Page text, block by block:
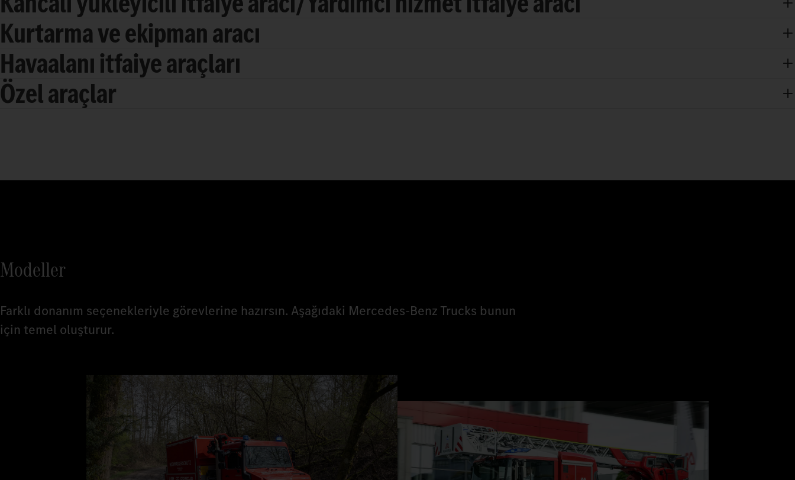
Kurtarma ve ekipman aracı
Havaalanı itfaiye araçları
Özel araçlar
Modeller
Farklı donanım seçenekleriyle görevlerine hazırsın. Aşağıdaki Mercedes‑Benz Trucks bunun
için temel oluşturur.